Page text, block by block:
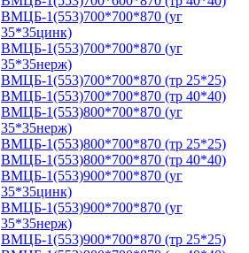
ВМЦБ-1(553)700*700*870 (уг
35*35цинк)
ВМЦБ-1(553)700*700*870 (уг
35*35нерж)
ВМЦБ-1(553)700*700*870 (тр 25*25)
ВМЦБ-1(553)700*700*870 (тр 40*40)
ВМЦБ-1(553)800*700*870 (уг
35*35нерж)
ВМЦБ-1(553)800*700*870 (тр 25*25)
ВМЦБ-1(553)800*700*870 (тр 40*40)
ВМЦБ-1(553)900*700*870 (уг
35*35цинк)
ВМЦБ-1(553)900*700*870 (уг
35*35нерж)
ВМЦБ-1(553)900*700*870 (тр 25*25)